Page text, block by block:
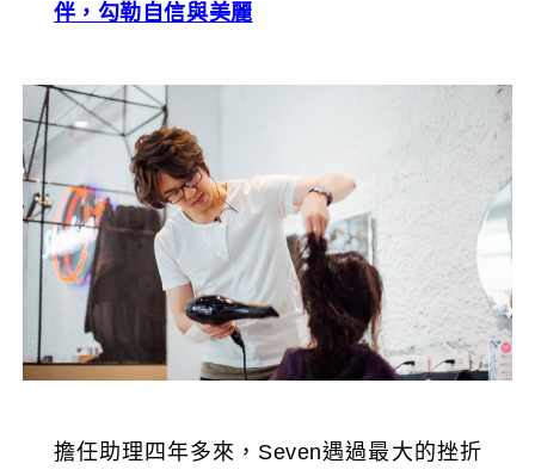
伴，勾勒自信與美麗
擔任助理四年多來，Seven遇過最大的挫折